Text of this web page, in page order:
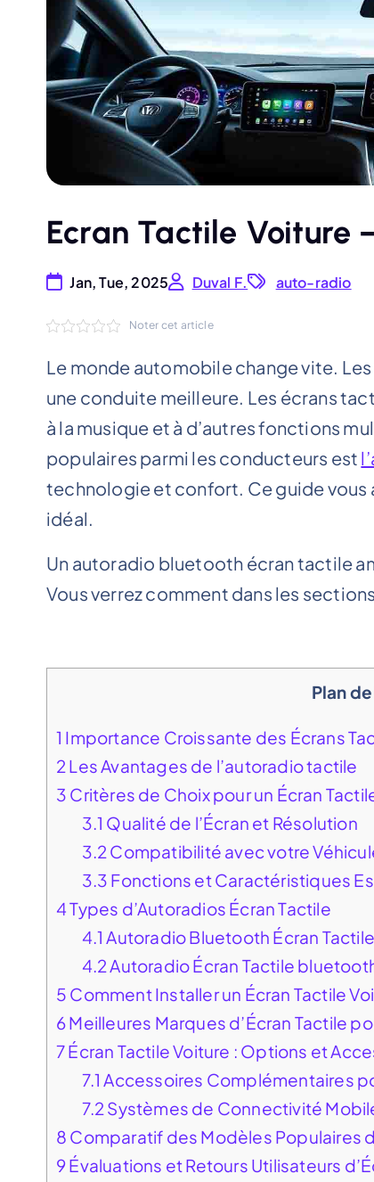
Ecran Tactile Voiture
Jan, Tue, 2025 Duval F. auto-radio
Noter cet article
Le monde automobile change vite.
une conduite meilleure. Les écrans
à la musique et à d’autres fonctions
populaires parmi les conducteurs est
technologie et confort. Ce guide vous
idéal.
Un autoradio bluetooth écran tactile
Vous verrez comment dans les
Plan
1 Importance Croissante des Écrans
2 Les Avantages de l’autoradio tactile
3 Critères de Choix pour un Écran
3.1 Qualité de l’Écran et Résolution
3.2 Compatibilité avec votre
3.3 Fonctions et Caractéristiques
4Types d’Autoradios Écran Tactile
4.1 Autoradio Bluetooth Écran Tactile
4.2Autoradio Écran Tactile
5 Comment Installer un Écran Tactile
6Meilleures Marques d’Écran Tactile
7Écran Tactile Voiture : Options et
7.1 Accessoires Complémentaires
7.2 Systèmes de Connectivité
8 Comparatif des Modèles Populaires
9Évaluations et Retours Utilisateurs